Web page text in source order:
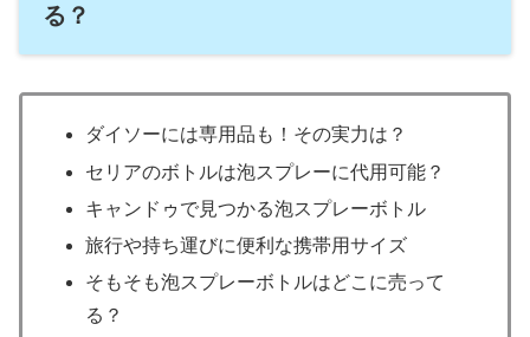
る？
ダイソーには専用品も！その実力は？
セリアのボトルは泡スプレーに代用可能？
キャンドゥで見つかる泡スプレーボトル
旅行や持ち運びに便利な携帯用サイズ
そもそも泡スプレーボトルはどこに売って
る？